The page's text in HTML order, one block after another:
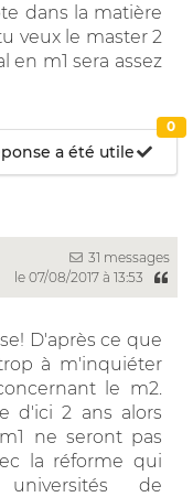
dans la matière
veux le master 2
en m1 sera assez
a été utile
0
31 messages
le 07/08/2017 à 13:53
D'après ce que
à m'inquiéter
le m2.
d'ici 2 ans alors
ne seront pas
la réforme qui
de